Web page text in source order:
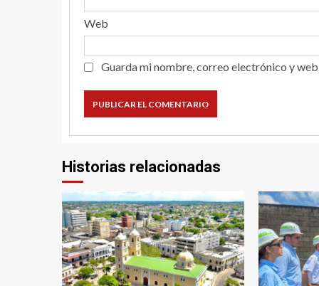
Web
Guarda mi nombre, correo electrónico y
Historias relacionadas